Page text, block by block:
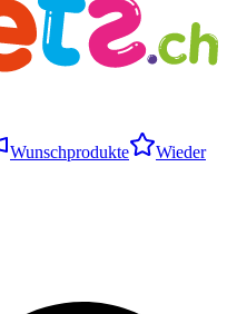
Wunschprodukte
Wieder